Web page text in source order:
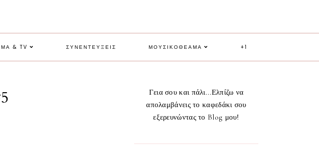
& TV ΣΥΝΕΝΤΕΥΞΕΙΣ ΜΟΥΣΙΚΟΘΕΑΜΑ +1
Γεια σου και πάλι...Ελπίζω να
απολαμβάνεις το καφεδάκι σου
εξερευνώντας το Blog μου!